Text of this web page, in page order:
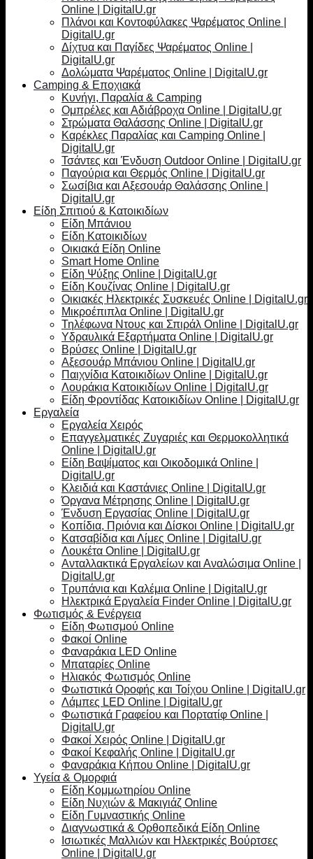
Online | DigitalU.gr
Πλάνοι και Κοντοφύλακες Ψαρέματος Online |
DigitalU.gr
Δίχτυα και Παγίδες Ψαρέματος Online |
DigitalU.gr
Δολώματα Ψαρέματος Online | DigitalU.gr
Camping & Εποχιακά
Κυνήγι, Παραλία & Camping
Ομπρέλες και Αδιάβροχα Online | DigitalU.gr
Στρώματα Θαλάσσης Online | DigitalU.gr
Καρέκλες Παραλίας και Camping Online |
DigitalU.gr
Τσάντες και Ένδυση Outdoor Online | DigitalU.gr
Παγούρια και Θερμός Online | DigitalU.gr
Σωσίβια και Αξεσουάρ Θαλάσσης Online |
DigitalU.gr
Είδη Σπιτιού & Κατοικιδίων
Είδη Μπάνιου
Είδη Κατοικιδίων
Οικιακά Είδη Online
Smart Home Online
Είδη Ψύξης Online | DigitalU.gr
Είδη Κουζίνας Online | DigitalU.gr
Οικιακές Ηλεκτρικές Συσκευές Online | DigitalU.gr
Μικροέπιπλα Online | DigitalU.gr
Τηλέφωνα Ντους και Σπιράλ Online | DigitalU.gr
Υδραυλικά Εξαρτήματα Online | DigitalU.gr
Βρύσες Online | DigitalU.gr
Αξεσουάρ Μπάνιου Online | DigitalU.gr
Παιχνίδια Κατοικιδίων Online | DigitalU.gr
Λουράκια Κατοικιδίων Online | DigitalU.gr
Είδη Φροντίδας Κατοικιδίων Online | DigitalU.gr
Εργαλεία
Εργαλεία Χειρός
Επαγγελματικές Ζυγαριές και Θερμοκολλητικά
Online | DigitalU.gr
Είδη Βαψίματος και Οικοδομικά Online |
DigitalU.gr
Κλειδιά και Καστάνιες Online | DigitalU.gr
Όργανα Μέτρησης Online | DigitalU.gr
Ένδυση Εργασίας Online | DigitalU.gr
Κοπίδια, Πριόνια και Δίσκοι Online | DigitalU.gr
Κατσαβίδια και Λίμες Online | DigitalU.gr
Λουκέτα Online | DigitalU.gr
Ανταλλακτικά Εργαλείων και Αναλώσιμα Online |
DigitalU.gr
Τρυπάνια και Καλέμια Online | DigitalU.gr
Ηλεκτρικά Εργαλεία Finder Online | DigitalU.gr
Φωτισμός & Ενέργεια
Είδη Φωτισμού Online
Φακοί Online
Φαναράκια LED Online
Μπαταρίες Online
Ηλιακός Φωτισμός Online
Φωτιστικά Οροφής και Τοίχου Online | DigitalU.gr
Λάμπες LED Online | DigitalU.gr
Φωτιστικά Γραφείου και Πορτατίφ Online |
DigitalU.gr
Φακοί Χειρός Online | DigitalU.gr
Φακοί Κεφαλής Online | DigitalU.gr
Φαναράκια Κήπου Online | DigitalU.gr
Υγεία & Ομορφιά
Είδη Κομμωτηρίου Online
Είδη Νυχιών & Μακιγιάζ Online
Είδη Γυμναστικής Online
Διαγνωστικά & Ορθοπεδικά Είδη Online
Ισιωτικές Μαλλιών και Ηλεκτρικές Βούρτσες
Online | DigitalU.gr